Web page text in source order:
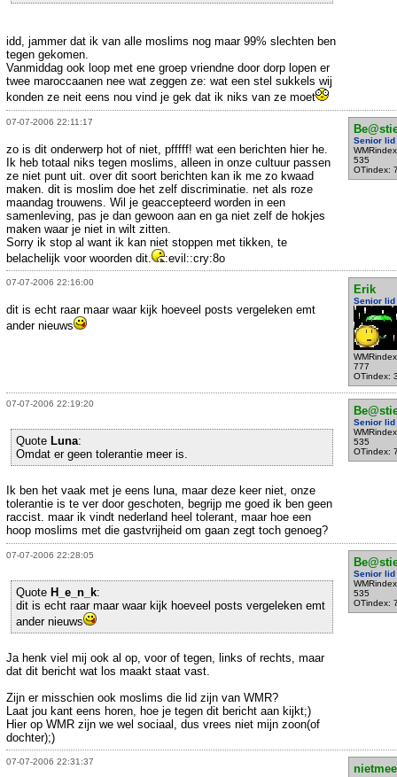
idd, jammer dat ik van alle moslims nog maar 99% slechten ben
tegen gekomen.
Vanmiddag ook loop met ene groep vriendne door dorp lopen er
twee maroccaanen nee wat zeggen ze: wat een stel sukkels wij
konden ze neit eens nou vind je gek dat ik niks van ze moet
07-07-2006 22:11:17
Senior lid
535
OTindex:
zo is dit onderwerp hot of niet, pfffff! wat een berichten hier he.
Ik heb totaal niks tegen moslims, alleen in onze cultuur passen
ze niet punt uit. over dit soort berichten kan ik me zo kwaad
maken. dit is moslim doe het zelf discriminatie. net als roze
maandag trouwens. Wil je geaccepteerd worden in een
samenleving, pas je dan gewoon aan en ga niet zelf de hokjes
maken waar je niet in wilt zitten.
Sorry ik stop al want ik kan niet stoppen met tikken, te
belachelijk voor woorden dit.
:evil::cry:8o
07-07-2006 22:16:00
Erik
Senior lid
777
OTindex:
dit is echt raar maar waar kijk hoeveel posts vergeleken emt
ander nieuws
07-07-2006 22:19:20
Senior lid
535
OTindex:
Quote Luna:
Omdat er geen tolerantie meer is.
Ik ben het vaak met je eens luna, maar deze keer niet, onze
tolerantie is te ver door geschoten, begrijp me goed ik ben geen
raccist. maar ik vindt nederland heel tolerant, maar hoe een
hoop moslims met die gastvrijheid om gaan zegt toch genoeg?
07-07-2006 22:28:05
Senior lid
535
OTindex:
Quote H_e_n_k:
dit is echt raar maar waar kijk hoeveel posts vergeleken emt
ander nieuws
Ja henk viel mij ook al op, voor of tegen, links of rechts, maar
dat dit bericht wat los maakt staat vast.
Zijn er misschien ook moslims die lid zijn van WMR?
Laat jou kant eens horen, hoe je tegen dit bericht aan kijkt;)
Hier op WMR zijn we wel sociaal, dus vrees niet mijn zoon(of
dochter);)
07-07-2006 22:31:37